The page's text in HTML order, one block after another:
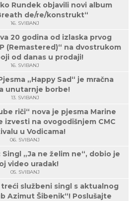
Rundek objavili novi album
de/re/konstrukt“
16. SVIBANJ
20 godina od izlaska prvog
(Remastered)“ na dvostrukom
od danas u prodaji!
16. SVIBANJ
„Happy Sad“ je mračna
unutarnje borbe!
13. SVIBANJ
riči“ nova je pjesma Marine
izvesti na ovogodišnjem CMC
u Vodicama!
06. SVIBANJ
Singl „Ja ne želim ne“, dobio je
video uradak!
05. SVIBANJ
službeni singl s aktualnog
Azimut Šibenik“! Poslušajte